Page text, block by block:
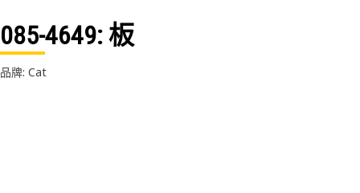
085-4649: 板
品牌: Cat